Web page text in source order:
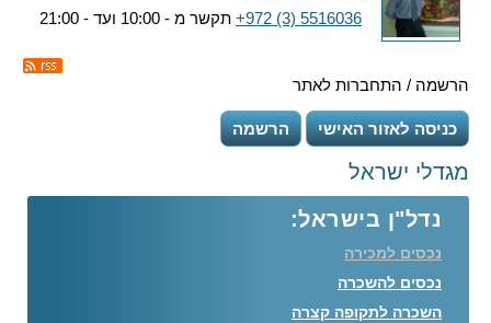
+972 (3) 5516036 תקשר מ - 10:00 ועד - 21:00
הרשמה / התחברות לאתר
כניסה לאזור האישי הרשמה
מגדלי ישראל
נדל"ן בישראל:
נכסים למכירה
נכסים להשכרה
השכרה לתקופה קצרה